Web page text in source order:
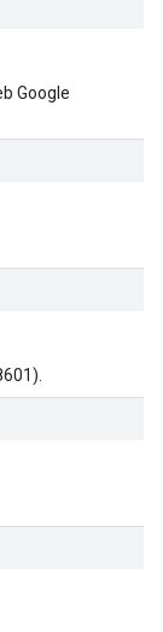
Google